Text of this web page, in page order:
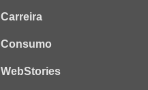
Carreira
Consumo
WebStories